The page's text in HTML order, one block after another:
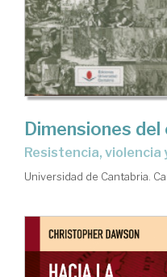
Dimensiones
resistencia, violencia
Universidad de Cantabria.